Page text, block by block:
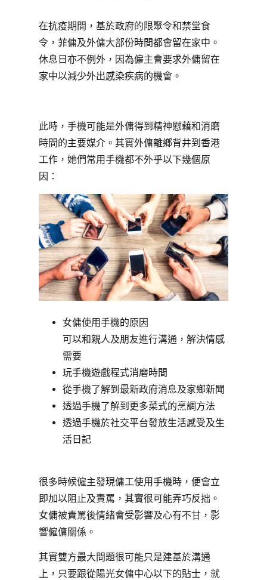
在抗疫期間，基於政府的限聚令和禁堂食
令，菲傭及外傭大部份時間都會留在家中。
休息日亦不例外，因為僱主會要求外傭留在
家中以減少外出感染疾病的機會。
此時，手機可能是外傭得到精神慰藉和消磨
時間的主要媒介。其實外傭離鄉背井到香港
工作，她們常用手機都不外乎以下幾個原
因：
女傭使用手機的原因
可以和親人及朋友進行溝通，解決情感
需要
玩手機遊戲程式消磨時間
從手機了解到最新政府消息及家鄉新聞
透過手機了解到更多菜式的烹調方法
透過手機於社交平台發放生活感受及生
活日記
很多時候僱主發現傭工使用手機時，便會立
即加以阻止及責罵，其實很可能弄巧反拙。
女傭被責罵後情緒會受影響及心有不甘，影
響僱傭關係。
其實雙方最大問題很可能只是建基於溝通
上，只要跟從陽光女傭中心以下的貼士，就